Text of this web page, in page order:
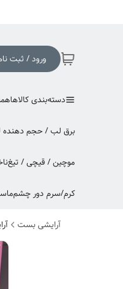
ورود / ثبت
دسته‌بندی کالاها
برق لب / حجم
موچین / قیچی / تیغ
کرم/سرم دور چشم
آرایشی بست